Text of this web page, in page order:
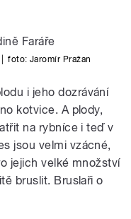
foto:Jaromír Pražan
i jeho dozrávání
kotvice. A plody,
na rybníce i teď v
jsou velmi vzácné,
jejich velké množství
bruslit. Bruslaři o